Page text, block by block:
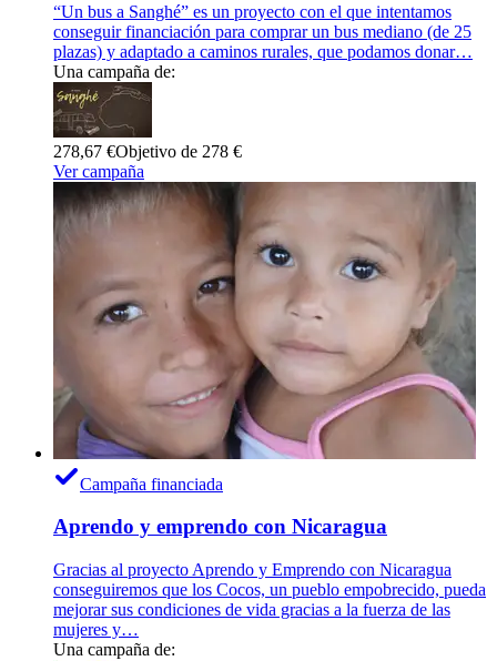
“Un bus a Sanghé” es un proyecto con el que intentamos
conseguir financiación para comprar un bus mediano (de 25
plazas) y adaptado a caminos rurales, que podamos donar…
Una campaña de:
278,67 €Objetivo de 278 €
Ver campaña
Campaña financiada
Aprendo y emprendo con Nicaragua
Gracias al proyecto Aprendo y Emprendo con Nicaragua
conseguiremos que los Cocos, un pueblo empobrecido, pueda
mejorar sus condiciones de vida gracias a la fuerza de las
mujeres y…
Una campaña de: